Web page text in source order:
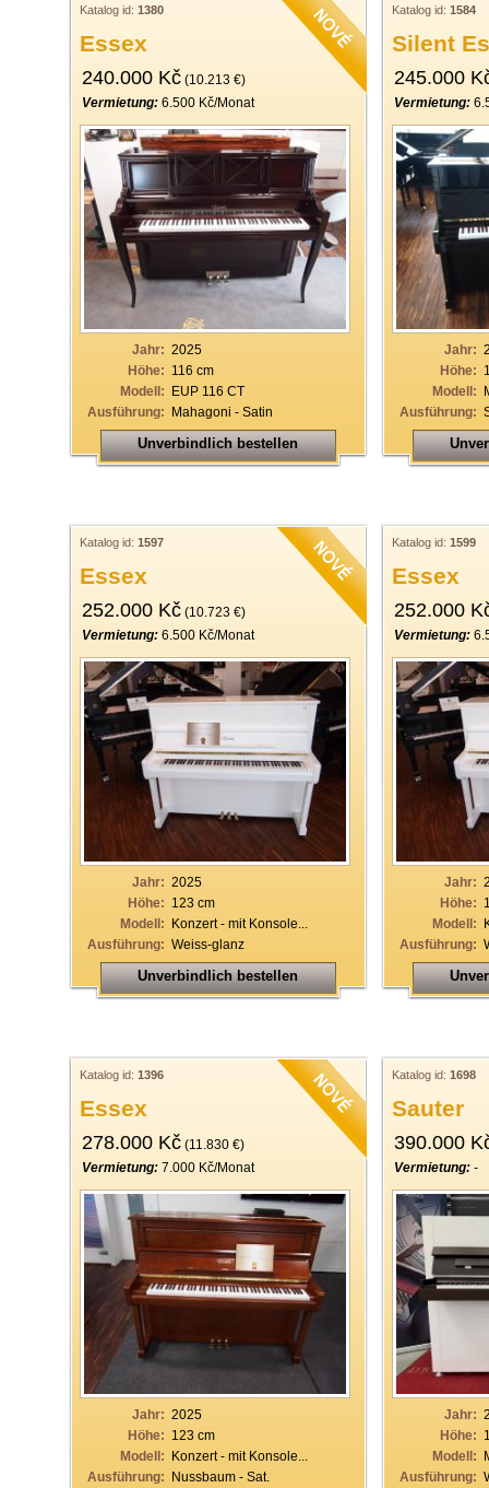
Katalog id: 1380
Essex
240.000 Kč (10.213 €)
Vermietung: 6.500 Kč/Monat
Jahr: 2025
Höhe: 116 cm
Modell: EUP 116 CT
Ausführung: Mahagoni - Satin
Unverbindlich bestellen
Katalog id: 1584
Silent
245.000
Vermietung:
Jahr:
Höhe:
Modell:
Ausführung:
Katalog id: 1597
Essex
252.000 Kč (10.723 €)
Vermietung: 6.500 Kč/Monat
Jahr: 2025
Höhe: 123 cm
Modell: Konzert - mit Konsole...
Ausführung: Weiss-glanz
Unverbindlich bestellen
Katalog id: 1599
Essex
252.000
Vermietung:
Jahr:
Höhe:
Modell:
Ausführung:
Katalog id: 1396
Essex
278.000 Kč (11.830 €)
Vermietung: 7.000 Kč/Monat
Jahr: 2025
Höhe: 123 cm
Modell: Konzert - mit Konsole...
Ausführung: Nussbaum - Sat.
Katalog id: 1698
Sauter
390.000
Vermietung: -
Jahr:
Höhe:
Modell:
Ausführung: